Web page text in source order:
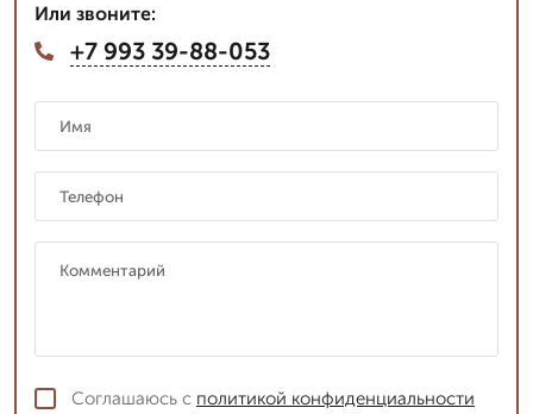
Или звоните:
+7 993 39-88-053
Соглашаюсь с политикой конфиденциальности